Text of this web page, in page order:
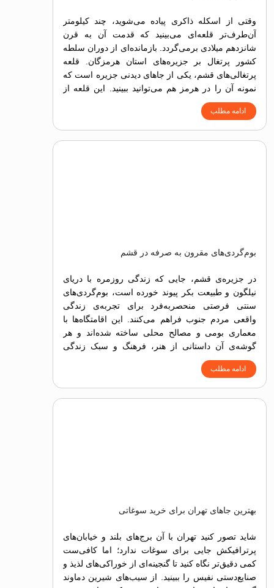
وقتی از اسکله ذاکری پیاده می‌شوید، چند کیلومتر
آن‌طرف‌تر قلعه‌ای می‌بینید که قدمت آن به قرن
شانزدهم میلادی برمی‌گردد. بازمانده‌ای از دوران سلطه
کشور پرتغال بر جزیره‌های استان هرمزگان. قلعه
پرتغالی‌های قشم، یکی از جاهای دیدنی جزیره است که
نمونه آن را در هرمز هم می‌توانید ببینید. این قلعه از
زمان شکل‌گیری تا حالا، پستی‌ بلندی‌های روزگار را
به‌جان خریده اما هنوز بخش‌های اصلی آن پابرجاست.
ادامه مطلب
بوم‌گردی‌های مقرون به صرفه در قشم
در جزیره‌ی قشم، جایی که زندگی روزمره با دریای
نیلگون و طبیعت بکر پیوند خورده است، بوم‌گردی‌های
سنتی فرصتی منحصربه‌فرد برای تجربه‌ی زندگی
واقعی مردم جنوب فراهم می‌کنند. این اقامتگاه‌ها با
معماری بومی و مصالح محلی ساخته شده‌اند و هر
گوشه‌ی آن داستانی از هنر، فرهنگ و سبک زندگی
جزیره را بازگو می‌کند.
ادامه مطلب
بهترین جاهای تهران برای خرید سوغاتی
شاید تصور کنید تهران با آن برج‌های بلند و خیابان‌های
پرترافیکش جایی برای سوغات ندارد؛ اما کافی‌ست
کمی دقیق‌تر نگاه کنید تا گنجینه‌ای از خوراکی‌های لذیذ و
صنایع‌دستی نفیس را ببینید. از سیب‌های شیرین دماوند